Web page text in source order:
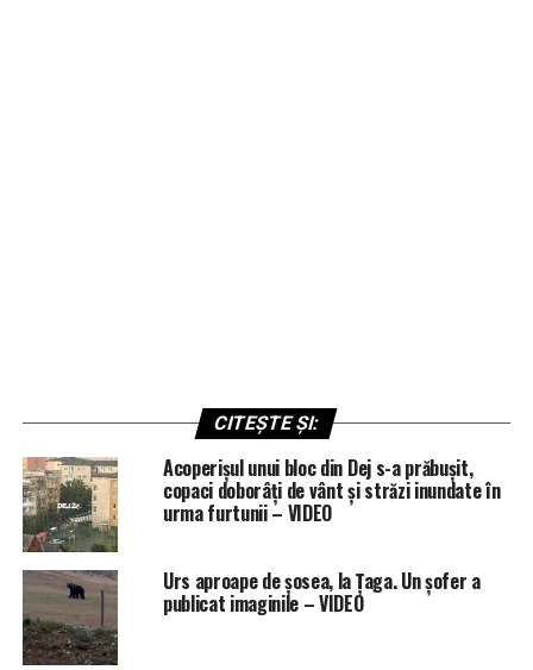
CITEȘTE ȘI:
Acoperișul unui bloc din Dej s-a prăbușit,
copaci doborâți de vânt și străzi inundate în
urma furtunii – VIDEO
Urs aproape de șosea, la Țaga. Un șofer a
publicat imaginile – VIDEO